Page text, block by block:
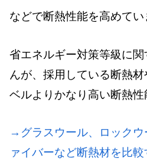
などで断熱性能を高めてい
省エネルギー対策等級に
んが、採用している断熱
ベルよりかなり高い断熱性
→グラスウール、ロックウ
ァイバーなど断熱材を比較